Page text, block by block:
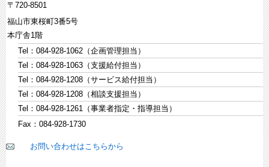
〒720-8501
福山市東桜町3番5号
本庁舎1階
Tel：084-928-1062（企画管理担当）
Tel：084-928-1063（支援給付担当）
Tel：084-928-1208（サービス給付担当）
Tel：084-928-1208（相談支援担当）
Tel：084-928-1261（事業者指定・指導担当）
Fax：084-928-1730
お問い合わせはこちらから